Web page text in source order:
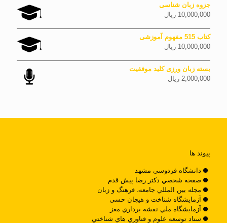
جزوه زبان شناسی
10,000,000 ریال
کتاب 515 مفهوم آموزشی
10,000,000 ریال
بسته زبان ورزی کلید موفقیت
2,000,000 ریال
پیوند ها
دانشگاه فردوسي مشهد
صفحه شخصي دکتر رضا پيش قدم
مجله بين المللي جامعه، فرهنگ و زبان
آزمايشگاه شناخت و هيجان حسي
آزمايشگاه ملي نقشه برداري مغز
ستاد توسعه علوم و فناوري هاي شناختي